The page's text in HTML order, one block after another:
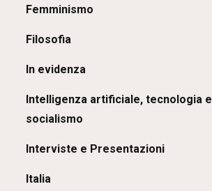
Femminismo
Filosofia
In evidenza
Intelligenza artificiale, tecnologia e
socialismo
Interviste e Presentazioni
Italia